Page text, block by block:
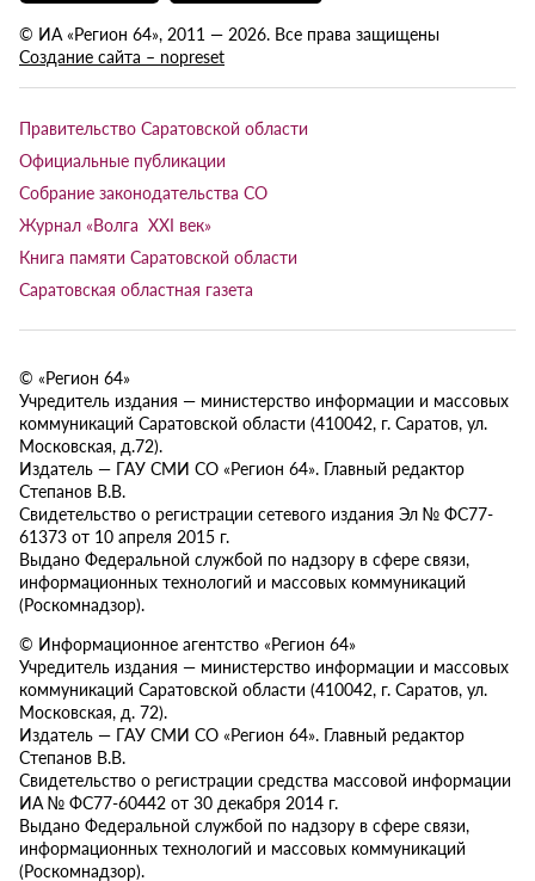
© ИА «Регион 64», 2011 — 2026. Все права защищены
Создание сайта – nopreset
Правительство Саратовской области
Официальные публикации
Собрание законодательства СО
Журнал «Волга XXI век»
Книга памяти Саратовской области
Саратовская областная газета
© «Регион 64»
Учредитель издания — министерство информации и массовых
коммуникаций Саратовской области (410042, г. Саратов, ул.
Московская, д.72).
Издатель — ГАУ СМИ СО «Регион 64». Главный редактор
Степанов В.В.
Свидетельство о регистрации сетевого издания Эл № ФС77-
61373 от 10 апреля 2015 г.
Выдано Федеральной службой по надзору в сфере связи,
информационных технологий и массовых коммуникаций
(Роскомнадзор).
© Информационное агентство «Регион 64»
Учредитель издания — министерство информации и массовых
коммуникаций Саратовской области (410042, г. Саратов, ул.
Московская, д. 72).
Издатель — ГАУ СМИ СО «Регион 64». Главный редактор
Степанов В.В.
Свидетельство о регистрации средства массовой информации
ИА № ФС77-60442 от 30 декабря 2014 г.
Выдано Федеральной службой по надзору в сфере связи,
информационных технологий и массовых коммуникаций
(Роскомнадзор).